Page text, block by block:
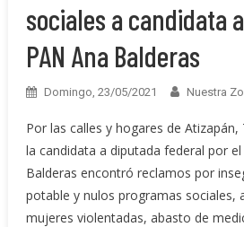
sociales a candidata
PAN Ana Balderas
Domingo, 23/05/2021 Nuestra
Por las calles y hogares de Atizapán,
la candidata a diputada federal por el
Balderas encontró reclamos por
potable y nulos programas sociales,
mujeres violentadas, abasto de